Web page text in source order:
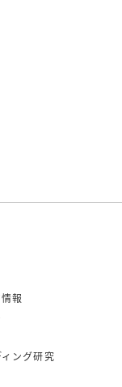
報
ング研究